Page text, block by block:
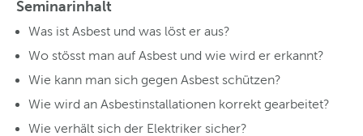
Seminarinhalt
Was ist Asbest und was löst er aus?
Wo stösst man auf Asbest und wie wird er erkannt?
Wie kann man sich gegen Asbest schützen?
Wie wird an Asbestinstallationen korrekt gearbeitet?
Wie verhält sich der Elektriker sicher?